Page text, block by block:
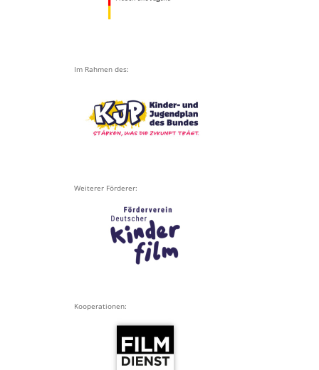
Im Rahmen des:
Weiterer Förderer:
Kooperationen: